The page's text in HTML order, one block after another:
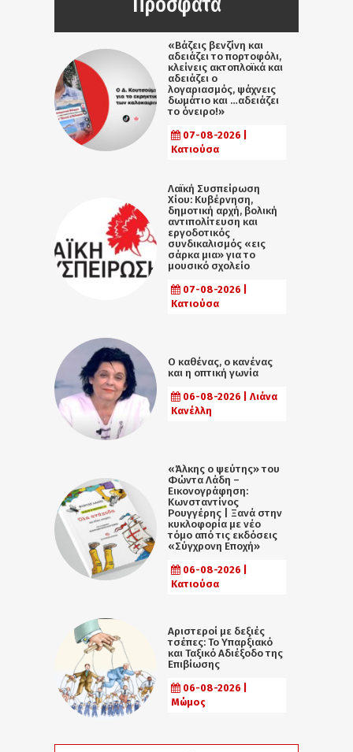
«Βάζεις βενζίνη και
αδειάζει το πορτοφόλι,
κλείνεις ακτοπλοϊκά και
αδειάζει ο
λογαριασμός, ψάχνεις
δωμάτιο και …αδειάζει
το όνειρο!»
07-08-2026 |
Κατιούσα
Λαϊκή Συσπείρωση
Χίου: Κυβέρνηση,
δημοτική αρχή, βολική
αντιπολίτευση και
εργοδοτικός
συνδικαλισμός «εις
σάρκα μια» για το
μουσικό σχολείο
07-08-2026 |
Κατιούσα
Ο καθένας, ο κανένας
και η οπτική γωνία
06-08-2026 | Λιάνα
Κανέλλη
«Άλκης ο ψεύτης» του
Φώντα Λάδη –
Εικονογράφηση:
Κωνσταντίνος
Ρουγγέρης | Ξανά στην
κυκλοφορία με νέο
τόμο από τις εκδόσεις
«Σύγχρονη Εποχή»
06-08-2026 |
Κατιούσα
Αριστεροί με δεξιές
τσέπες: Το Υπαρξιακό
και Ταξικό Αδιέξοδο της
Επιβίωσης
06-08-2026 |
Μώμος